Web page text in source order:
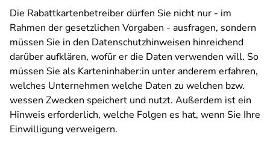
Die Rabattkartenbetreiber dürfen Sie nicht nur - im
Rahmen der gesetzlichen Vorgaben - ausfragen, sondern
müssen Sie in den Datenschutzhinweisen hinreichend
darüber aufklären, wofür er die Daten verwenden will. So
müssen Sie als Karteninhaber:in unter anderem erfahren,
welches Unternehmen welche Daten zu welchen bzw.
wessen Zwecken speichert und nutzt. Außerdem ist ein
Hinweis erforderlich, welche Folgen es hat, wenn Sie Ihre
Einwilligung verweigern.